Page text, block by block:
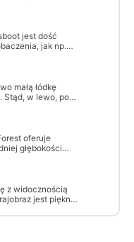
5 i 10 m.
na 12m. Wsiadać
jest dość
jak np.
małą łódkę
Stąd, w lewo, po
pionowych
oferuje
głębokości
leżące na dnie
z widocznością
jest pięknie
w kąpielisku